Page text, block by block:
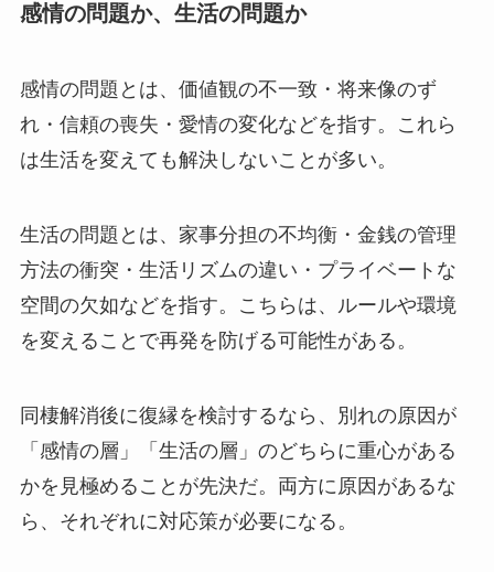
感情の問題か、生活の問題か
感情の問題とは、価値観の不一致・将来像のず
れ・信頼の喪失・愛情の変化などを指す。これら
は生活を変えても解決しないことが多い。
生活の問題とは、家事分担の不均衡・金銭の管理
方法の衝突・生活リズムの違い・プライベートな
空間の欠如などを指す。こちらは、ルールや環境
を変えることで再発を防げる可能性がある。
同棲解消後に復縁を検討するなら、別れの原因が
「感情の層」「生活の層」のどちらに重心がある
かを見極めることが先決だ。両方に原因があるな
ら、それぞれに対応策が必要になる。